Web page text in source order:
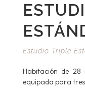
Estudio Triple
Habitación de
equipada para tres